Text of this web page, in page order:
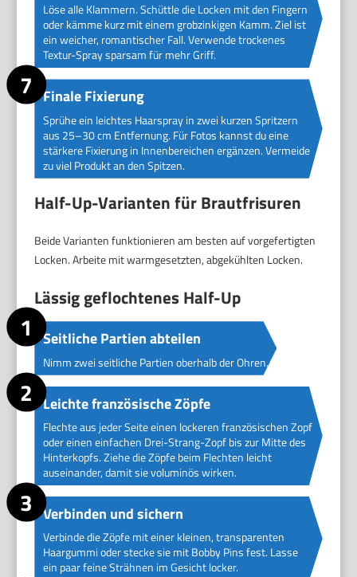
Löse alle Klammern. Schüttle die Locken mit den Fingern
oder kämme kurz mit einem grobzinkigen Kamm. Ziel ist
ein weicher, romantischer Fall. Verwende trockenes
Textur-Spray sparsam für mehr Griff.
Finale Fixierung
Sprühe ein leichtes Haarspray in zwei kurzen Spritzern
aus 25–30 cm Entfernung. Für Fotos kannst du eine
stärkere Fixierung in Innenbereichen ergänzen. Vermeide
zu viel Produkt an den Spitzen.
Half-Up-Varianten für Brautfrisuren
Beide Varianten funktionieren am besten auf vorgefertigten
Locken. Arbeite mit warmgesetzten, abgekühlten Locken.
Lässig geflochtenes Half-Up
Seitliche Partien abteilen
Nimm zwei seitliche Partien oberhalb der Ohren.
Leichte französische Zöpfe
Flechte aus jeder Seite einen lockeren französischen Zopf
oder einen einfachen Drei-Strang-Zopf bis zur Mitte des
Hinterkopfs. Ziehe die Zöpfe beim Flechten leicht
auseinander, damit sie voluminös wirken.
Verbinden und sichern
Verbinde die Zöpfe mit einer kleinen, transparenten
Haargummi oder stecke sie mit Bobby Pins fest. Lasse
ein paar feine Strähnen im Gesicht locker.